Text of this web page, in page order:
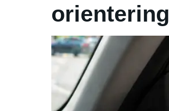
orientering